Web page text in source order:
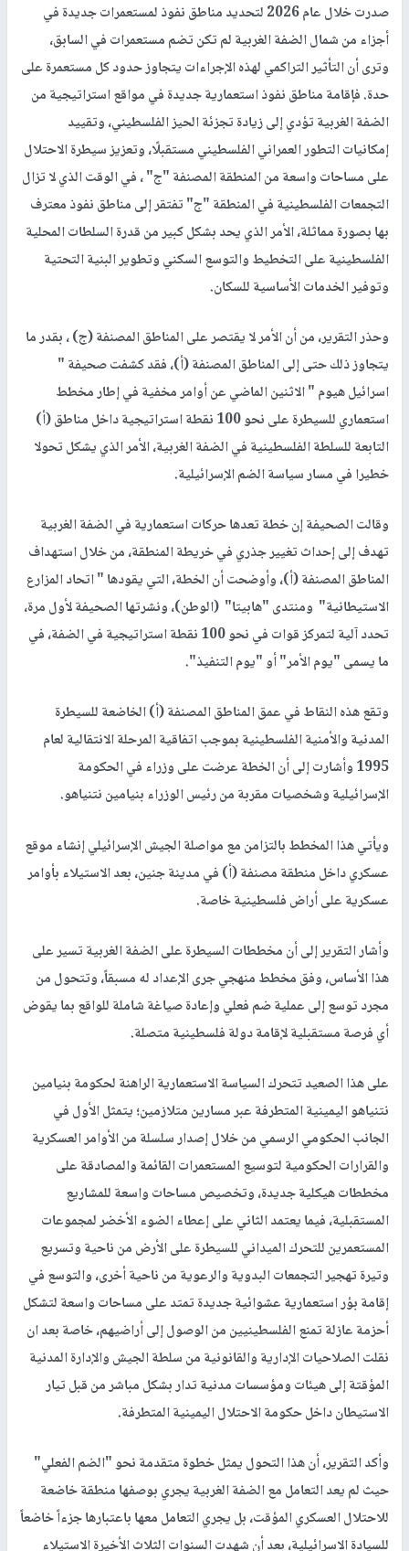
صدرت خلال عام 2026 لتحديد مناطق نفوذ لمستعمرات جديدة في
أجزاء من شمال الضفة الغربية لم تكن تضم مستعمرات في السابق،
وترى أن التأثير التراكمي لهذه الإجراءات يتجاوز حدود كل مستعمرة على
حدة. فإقامة مناطق نفوذ استعمارية جديدة في مواقع استراتيجية من
الضفة الغربية تؤدي إلى زيادة تجزئة الحيز الفلسطيني، وتقييد
إمكانيات التطور العمراني الفلسطيني مستقبلًا، وتعزيز سيطرة الاحتلال
على مساحات واسعة من المنطقة المصنفة "ج" ، في الوقت الذي لا تزال
التجمعات الفلسطينية في المنطقة "ج" تفتقر إلى مناطق نفوذ معترف
بها بصورة مماثلة، الأمر الذي يحد بشكل كبير من قدرة السلطات المحلية
الفلسطينية على التخطيط والتوسع السكني وتطوير البنية التحتية
وتوفير الخدمات الأساسية للسكان.
وحذر التقرير، من أن الأمر لا يقتصر على المناطق المصنفة (ج) ، بقدر ما
يتجاوز ذلك حتى إلى المناطق المصنفة (أ)، فقد كشفت صحيفة "
اسرائيل هيوم " الاثنين الماضي عن أوامر مخفية في إطار مخطط
استعماري للسيطرة على نحو 100 نقطة استراتيجية داخل مناطق (أ)
التابعة للسلطة الفلسطينية في الضفة الغربية، الأمر الذي يشكل تحولا
خطيرا في مسار سياسة الضم الإسرائيلية.
وقالت الصحيفة إن خطة تعدها حركات استعمارية في الضفة الغربية
تهدف إلى إحداث تغيير جذري في خريطة المنطقة، من خلال استهداف
المناطق المصنفة (أ)، وأوضحت أن الخطة، التي يقودها " اتحاد المزارع
الاستيطانية" ومنتدى "هابيتا" (الوطن)، ونشرتها الصحيفة لأول مرة،
تحدد آلية لتمركز قوات في نحو 100 نقطة استراتيجية في الضفة، في
ما يسمى "يوم الأمر" أو "يوم التنفيذ".
وتقع هذه النقاط في عمق المناطق المصنفة (أ) الخاضعة للسيطرة
المدنية والأمنية الفلسطينية بموجب اتفاقية المرحلة الانتقالية لعام
1995 وأشارت إلى أن الخطة عرضت على وزراء في الحكومة
الإسرائيلية وشخصيات مقربة من رئيس الوزراء بنيامين نتنياهو.
ويأتي هذا المخطط بالتزامن مع مواصلة الجيش الإسرائيلي إنشاء موقع
عسكري داخل منطقة مصنفة (أ) في مدينة جنين، بعد الاستيلاء بأوامر
عسكرية على أراض فلسطينية خاصة.
وأشار التقرير إلى أن مخططات السيطرة على الضفة الغربية تسير على
هذا الأساس، وفق مخطط منهجي جرى الإعداد له مسبقاً، وتتحول من
مجرد توسع إلى عملية ضم فعلي وإعادة صياغة شاملة للواقع بما يقوض
أي فرصة مستقبلية لإقامة دولة فلسطينية متصلة.
على هذا الصعيد تتحرك السياسة الاستعمارية الراهنة لحكومة بنيامين
نتنياهو اليمينية المتطرفة عبر مسارين متلازمين؛ يتمثل الأول في
الجانب الحكومي الرسمي من خلال إصدار سلسلة من الأوامر العسكرية
والقرارات الحكومية لتوسيع المستعمرات القائمة والمصادقة على
مخططات هيكلية جديدة، وتخصيص مساحات واسعة للمشاريع
المستقبلية، فيما يعتمد الثاني على إعطاء الضوء الأخضر لمجموعات
المستعمرين للتحرك الميداني للسيطرة على الأرض من ناحية وتسريع
وتيرة تهجير التجمعات البدوية والرعوية من ناحية أخرى، والتوسع في
إقامة بؤر استعمارية عشوائية جديدة تمتد على مساحات واسعة لتشكل
أحزمة عازلة تمنع الفلسطينيين من الوصول إلى أراضيهم، خاصة بعد ان
نقلت الصلاحيات الإدارية والقانونية من سلطة الجيش والإدارة المدنية
المؤقتة إلى هيئات ومؤسسات مدنية تدار بشكل مباشر من قبل تيار
الاستيطان داخل حكومة الاحتلال اليمينية المتطرفة.
وأكد التقرير، أن هذا التحول يمثل خطوة متقدمة نحو "الضم الفعلي"
حيث لم يعد التعامل مع الضفة الغربية يجري بوصفها منطقة خاضعة
للاحتلال العسكري المؤقت، بل يجري التعامل معها باعتبارها جزءاً خاضعاً